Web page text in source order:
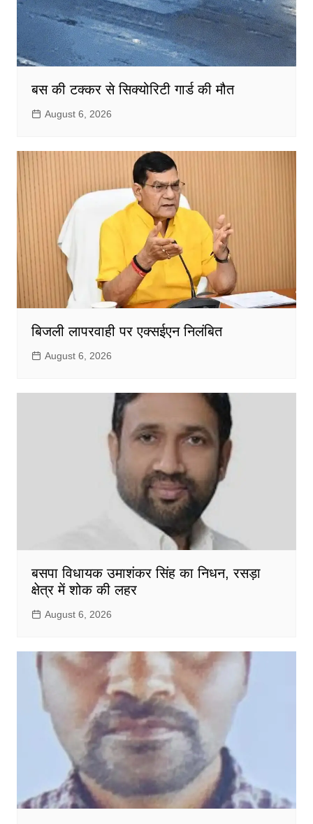
बस की टक्कर से सिक्योरिटी गार्ड की मौत
August 6, 2026
बिजली लापरवाही पर एक्सईएन निलंबित
August 6, 2026
बसपा विधायक उमाशंकर सिंह का निधन, रसड़ा
क्षेत्र में शोक की लहर
August 6, 2026